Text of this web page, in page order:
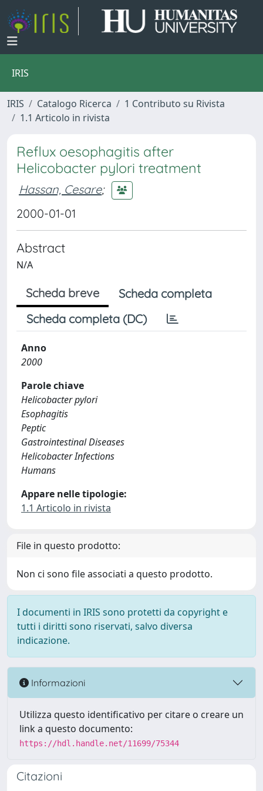
IRIS
IRIS Catalogo Ricerca
1 Contributo su Rivista
1.1 Articolo in rivista
Reflux oesophagitis after
Helicobacter pylori treatment
Hassan, Cesare;
2000-01-01
Abstract
N/A
Scheda breve
Scheda completa
Scheda completa (DC)
Anno
2000
Parole chiave
Helicobacter pylori
Esophagitis
Peptic
Gastrointestinal Diseases
Helicobacter Infections
Humans
Appare nelle tipologie:
1.1 Articolo in rivista
File in questo prodotto:
Non ci sono file associati a questo prodotto.
I documenti in IRIS sono protetti da copyright e
tutti i diritti sono riservati, salvo diversa
indicazione.
Informazioni
Utilizza questo identificativo per citare o creare un
link a questo documento:
https://hdl.handle.net/11699/75344
Citazioni